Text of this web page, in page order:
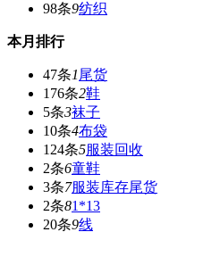
98条9纺织
本月排行
47条1 尾货
176条2鞋
5条3袜子
10条4布袋
124条5服装回收
2条6童鞋
3条7服装库存尾货
2条81*13
20条9线